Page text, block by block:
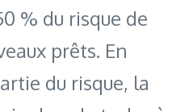
% du risque de
prêts. En
du risque, la